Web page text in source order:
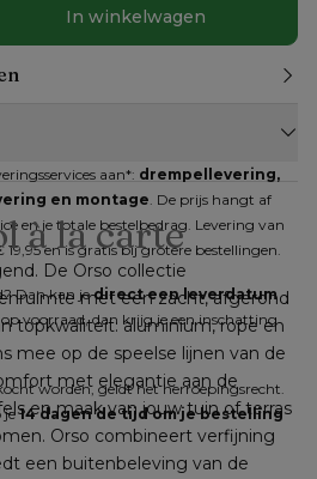
In winkelwagen
aan*: drempellevering,
en montage. De prijs hangt af
en je totale bestelbedrag. Levering van
en is gratis bij grotere bestellingen.
Dan kan je direct een leverdatum
voorraad, dan krijg je een inschatting
worden, geldt het herroepingsrecht.
je 14 dagen de tijd om je bestelling
à la carte
De Orso collectie
met een zacht, afgerond
topkwaliteit: aluminium, rope en
mee op de speelse lijnen van de
met elegantie aan de
en maak van jouw tuin of terras
Orso combineert verfijning
een buitenbeleving van de